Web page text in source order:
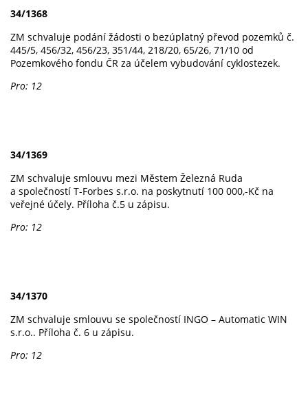
34/1368
ZM schvaluje podání žádosti o bezúplatný převod pozemků č.
445/5, 456/32, 456/23, 351/44, 218/20, 65/26, 71/10 od
Pozemkového fondu ČR za účelem vybudování cyklostezek.
Pro: 12
34/1369
ZM schvaluje smlouvu mezi Městem Železná Ruda
a společností T-Forbes s.r.o. na poskytnutí 100 000,-Kč na
veřejné účely. Příloha č.5 u zápisu.
Pro: 12
34/1370
ZM schvaluje smlouvu se společností INGO – Automatic WIN
s.r.o.. Příloha č. 6 u zápisu.
Pro: 12